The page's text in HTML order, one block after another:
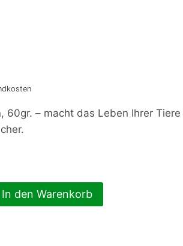
60gr. – macht das Leben Ihrer Tiere
In den Warenkorb